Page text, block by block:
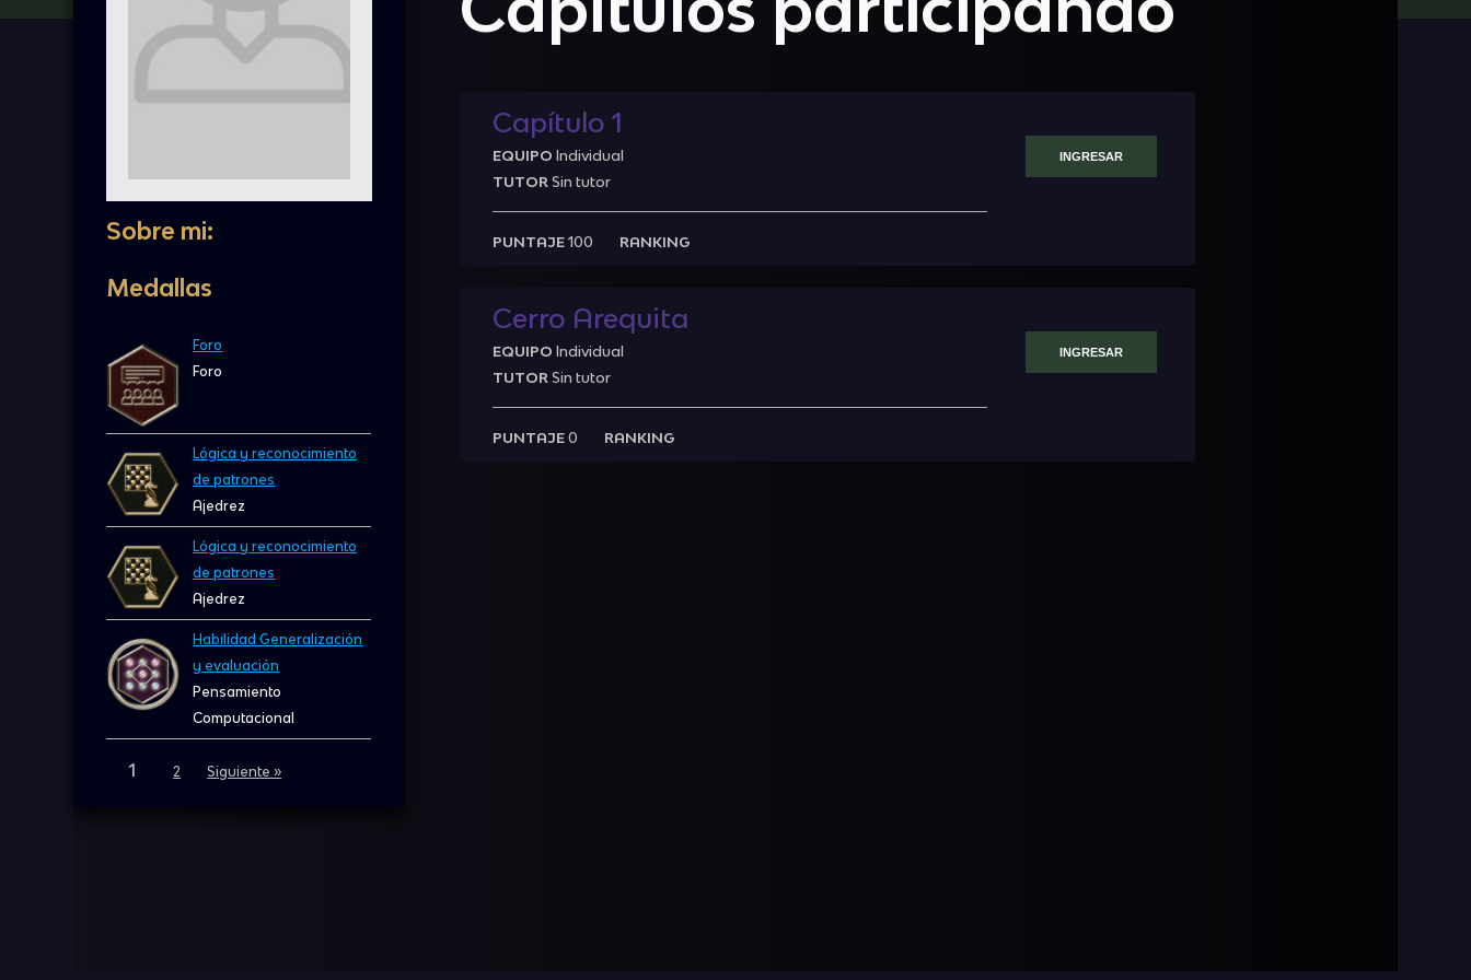
Sobre mi:
Medallas
Foro
Foro
Lógica y reconocimiento
de patrones
Ajedrez
Lógica y reconocimiento
de patrones
Ajedrez
Habilidad Generalización
y evaluación
Pensamiento
Computacional
1 2 Siguiente »
Capítulo 1
EQUIPO Individual
TUTORSin tutor
PUNTAJE100 RANKING
INGRESAR
Cerro Arequita
EQUIPO Individual
TUTORSin tutor
PUNTAJE0 RANKING
INGRESAR